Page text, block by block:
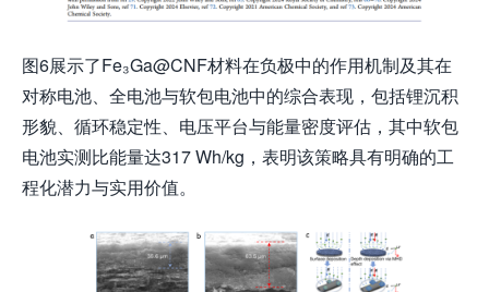
图6展示了Fe₃Ga@CNF材料在负极中的作用机制及其在
对称电池、全电池与软包电池中的综合表现，包括锂沉积
形貌、循环稳定性、电压平台与能量密度评估，其中软包
电池实测比能量达317 Wh/kg，表明该策略具有明确的工
程化潜力与实用价值。